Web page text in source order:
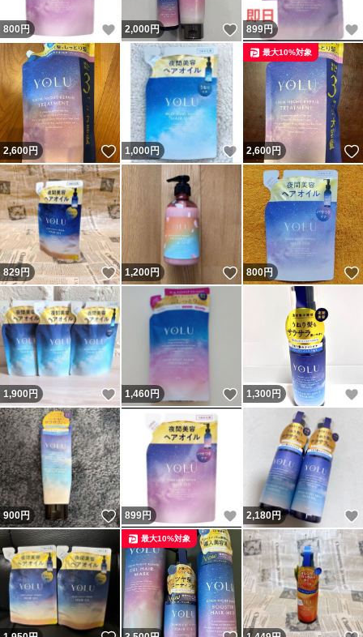
800 円 いいね！
2,000円 いいね！
899円
2,600円 いいね！
1,000円 いいね！
2,600円
最大10%対象
829円 いいね！
1,200円 いいね！
800円
1,900円 いいね！
1,460円 いいね！
1,300 円
900円 いいね！
899円 いいね！
2,180円
最大10%対象